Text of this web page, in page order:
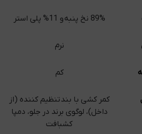
89% نخ پنبه و 11% پلی استر
نرم
کم
کمر کشی با بند تنظیم کننده (از
داخل)، لوگوی برند در جلو، دمپا
کشبافت